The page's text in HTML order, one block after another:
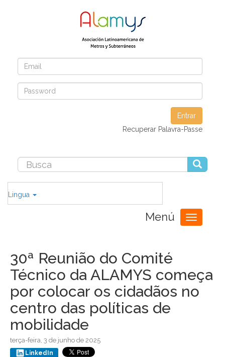
Entrar
Recuperar Palavra-Passe
Lingua
Menú
Toggle
navigation
30ª Reunião do Comité
Técnico da ALAMYS começa
por colocar os cidadãos no
centro das políticas de
mobilidade
terça-feira, 3 de junho de 2025
LinkedIn